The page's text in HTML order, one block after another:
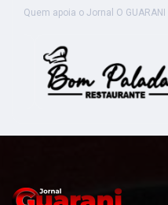
Quem apoia o Jornal O GUARANI